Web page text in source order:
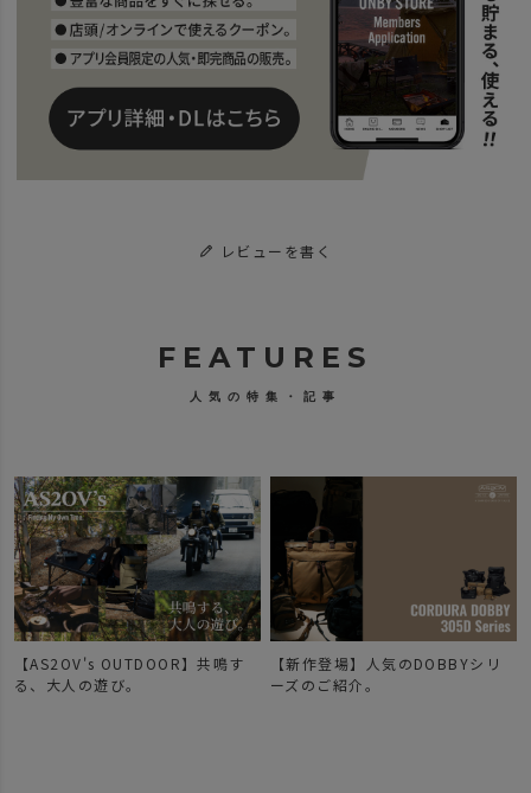
レビューを書く
FEATURES
人気の特集・記事
【AS2OV's OUTDOOR】共鳴す
る、大人の遊び。
【新作登場】人気のDOBBYシリ
ーズのご紹介。